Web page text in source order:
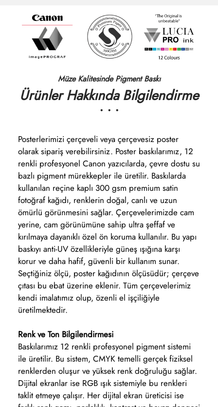
Müze Kalitesinde Pigment Baskı
Ürünler Hakkında Bilgilendirme
• • •
Posterlerimizi çerçeveli veya çerçevesiz poster
olarak sipariş verebilirsiniz. Poster baskılarımız, 12
renkli profesyonel Canon yazıcılarda, çevre dostu su
bazlı pigment mürekkepler ile üretilir. Baskılarda
kullanılan reçine kaplı 300 gsm premium satin
fotoğraf kağıdı, renklerin doğal, canlı ve uzun
ömürlü görünmesini sağlar. Çerçevelerimizde cam
yerine, cam görünümüne sahip ultra şeffaf ve
kırılmaya dayanıklı özel ön koruma kullanılır. Bu yapı
baskıyı anti-UV özellikleriyle güneş ışığına karşı
korur ve daha hafif, güvenli bir kullanım sunar.
Seçtiğiniz ölçü, poster kağıdının ölçüsüdür; çerçeve
çıtası bu ebat üzerine eklenir. Tüm çerçevelerimiz
kendi imalatımız olup, özenli el işçiliğiyle
üretilmektedir.
Renk ve Ton Bilgilendirmesi
Baskılarımız 12 renkli profesyonel pigment sistemi
ile üretilir. Bu sistem, CMYK temelli gerçek fiziksel
renklerden oluşur ve yüksek renk doğruluğu sağlar.
Dijital ekranlar ise RGB ışık sistemiyle bu renkleri
taklit etmeye çalışır. Her dijital ekran üreticisi ise